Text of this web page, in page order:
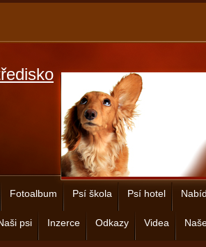
Fotoalbum Psí škola Psí hotel
psi Inzerce Odkazy Videa